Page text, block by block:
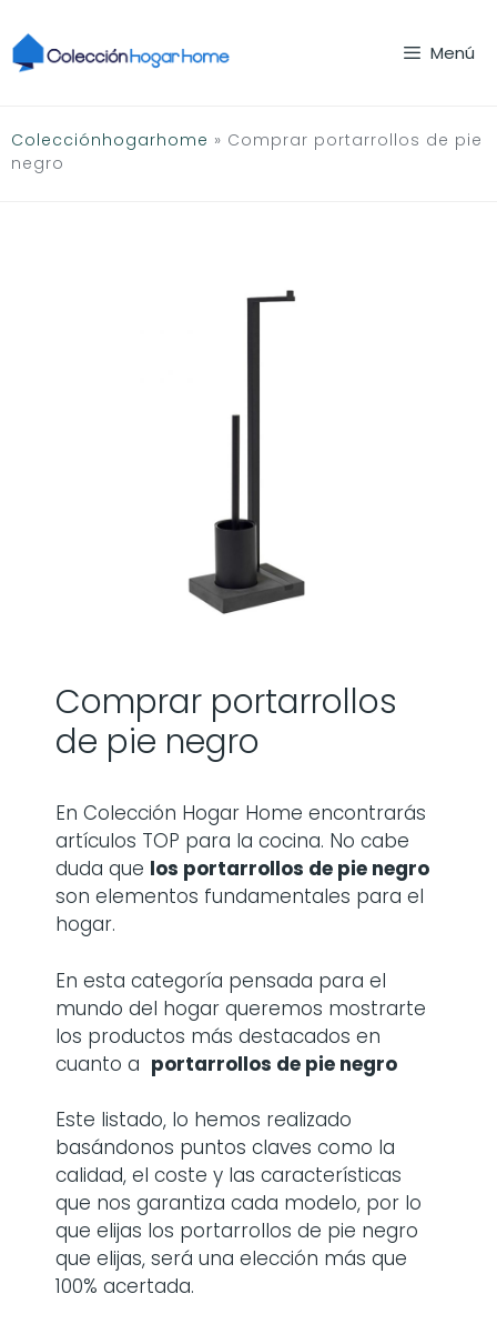
al
contenido
Menú
Colecciónhogarhome » Comprar portarrollos de pie
negro
Comprar portarrollos
de pie negro
En Colección Hogar Home encontrarás
artículos TOP para la cocina. No cabe
duda que los portarrollos de pie negro
son elementos fundamentales para el
hogar.
En esta categoría pensada para el
mundo del hogar queremos mostrarte
los productos más destacados en
cuanto a portarrollos de pie negro
Este listado, lo hemos realizado
basándonos puntos claves como la
calidad, el coste y las características
que nos garantiza cada modelo, por lo
que elijas los portarrollos de pie negro
que elijas, será una elección más que
100% acertada.